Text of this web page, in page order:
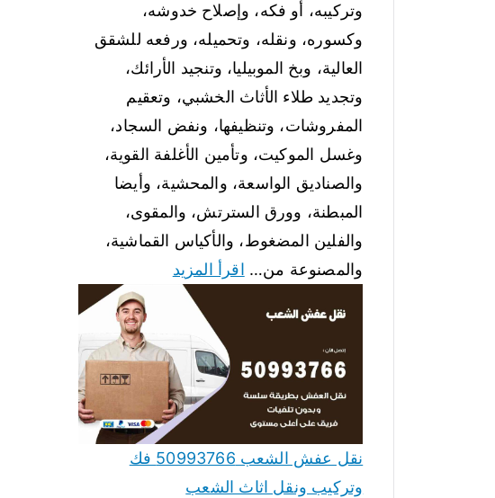
وتركيبه، أو فكه، وإصلاح خدوشه،
وكسوره، ونقله، وتحميله، ورفعه للشقق
العالية، وبخ الموبيليا، وتنجيد الأرائك،
وتجديد طلاء الأثاث الخشبي، وتعقيم
المفروشات، وتنظيفها، ونفض السجاد،
وغسل الموكيت، وتأمين الأغلفة القوية،
والصناديق الواسعة، والمحشية، وأيضا
المبطنة، وورق السترتش، والمقوى،
والفلين المضغوط، والأكياس القماشية،
والمصنوعة من… اقرأ المزيد
نقل عفش الشعب 50993766 فك
وتركيب ونقل اثاث الشعب